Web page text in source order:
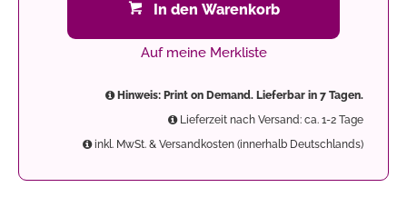
In den Warenkorb
Auf meine Merkliste
Hinweis: Print on Demand. Lieferbar in 7 Tagen.
Lieferzeit nach Versand: ca. 1-2 Tage
inkl. MwSt. & Versandkosten (innerhalb Deutschlands)